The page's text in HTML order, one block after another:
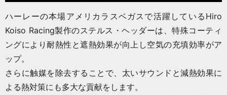
ハーレーの本場アメリカラスベガスで活躍しているHiro
Koiso Racing製作のステルス・ヘッダーは、特殊コーティ
ングにより耐熱性と遮熱効果が向上し空気の充填効率がア
ップ。
さらに触媒を除去することで、太いサウンドと減熱効果に
よる熱対策にも多大な貢献をします。